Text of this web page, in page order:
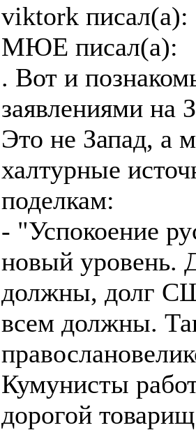
viktork писал(а):
МЮЕ писал(а):
. Вот и
заявлениями на
Это не Запад, а
халтурные
поделкам:
- "Успокоение
новый уровень.
должны, долг
всем должны.
Кумунисты
дорогой